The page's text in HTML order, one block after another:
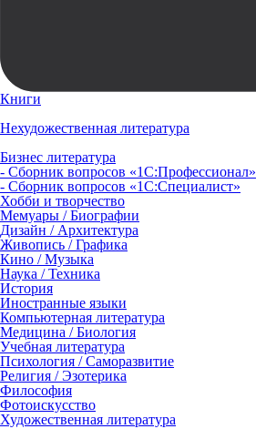
Книги
Нехудожественная литература
Бизнес литература
- Сборник вопросов «1С:Профессионал»
- Сборник вопросов «1С:Специалист»
Хобби и творчество
Мемуары / Биографии
Дизайн / Архитектура
Живопись / Графика
Кино / Музыка
Наука / Техника
История
Иностранные языки
Компьютерная литература
Медицина / Биология
Учебная литература
Психология / Саморазвитие
Религия / Эзотерика
Философия
Фотоискусство
Художественная литература